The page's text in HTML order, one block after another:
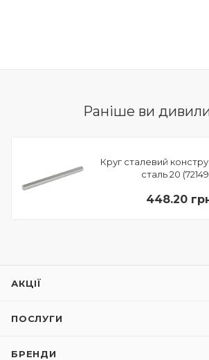
Раніше ви
Круг сталевий
сталь 20
448.20
АКЦІЇ
ПОСЛУГИ
БРЕНДИ